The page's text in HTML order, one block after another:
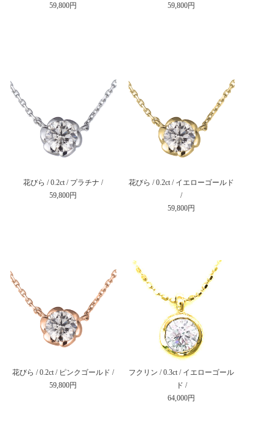
59,800円
59,800円
花びら / 0.2ct / プラチナ /
59,800円
花びら / 0.2ct / イエローゴールド
/
59,800円
花びら / 0.2ct / ピンクゴールド /
59,800円
フクリン / 0.3ct / イエローゴール
ド /
64,000円